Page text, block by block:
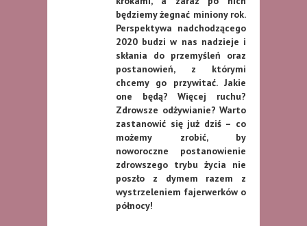
będziemy żegnać miniony rok.
Perspektywa nadchodzącego
2020 budzi w nas nadzieje i
skłania do przemyśleń oraz
postanowień, z którymi
chcemy go przywitać. Jakie
one będą? Więcej ruchu?
Zdrowsze odżywianie? Warto
zastanowić się już dziś – co
możemy zrobić, by
noworoczne postanowienie
zdrowszego trybu życia nie
poszło z dymem razem z
wystrzeleniem fajerwerków o
północy!